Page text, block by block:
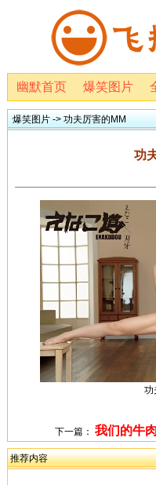
幽默首页 爆笑图片
爆笑图片 -> 功夫厉害的MM
功
功
下一篇： 我们的牛
推荐内容